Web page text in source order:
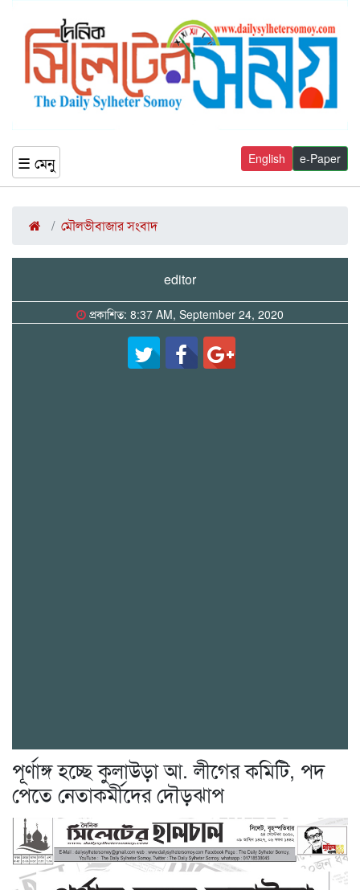
☰ মেনু e-Paper
English
মৌলভীবাজার সংবাদ
editor
প্রকাশিত: 8:37 AM, September 24, 2020
পূর্ণাঙ্গ হচ্ছে কুলাউড়া আ. লীগের কমিটি, পদ
পেতে নেতাকর্মীদের দৌড়ঝাপ